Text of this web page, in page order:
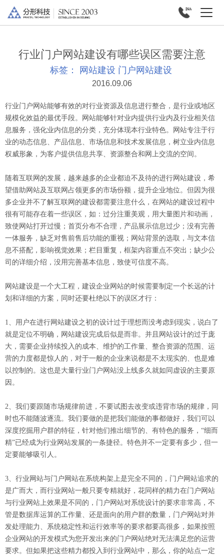
行业门户网站建设有哪些误区需要注意
标签： 网站建设 门户网站建设
2016.09.06
行业门户网站能够有效的对行业资源及信息进行整合，是行业或地区
规模化效益的最优手段。网站能够针对业内提供行业内及行业相关信
息服务，强化业内信息的分类，充分体现本行业特色。网站专注于行
业的动态信息、产品信息、市场信息和技术发展信息，树立业内信息
权威形象，为客户提供信息共享、资源整合和网上交流的空间。
随着互联网的发展，越来越多的企业都迫不及待的进行网站建设，希
望借助网站及互联网占领更多的市场份额，提升企业地位。但因为很
多企业并不了解互联网的建设都需要注意什么，在网站的建设过程中
很有可能存在着一些误区，如：过分注重美观，用大量图片和动画，
致使网站打开过慢；首页分布不合理，产品展示信息过少；没有完善
一体服务，缺乏对售前售后功能的重视；网站背景的选取，与文本信
息不搭配，影响视觉效果；栏目重复，框架内容重点不突出；缺少公
司的详细介绍，没用完善基本信息，致使可信度不高。
网站建设是一个大工程，建设企业网站的时候需要制定一个长远的计
划和详细的方案，同时还要杜绝以下的误区才行：
1、用户在进行网站建设之初的设计过于理想而没考虑到现实，说白了
就是定位不明确，网站建设完成后似是而非。并且网站设计的过于庞
大，需要企业持续投入的成本、维护的工作量、整合资源的范围、运
营的力度都是惊人的，对于一般的企业来说都是不太现实的、也是难
以控制的。这也是大量行业门户网站没上线多久就如同虚设的主要原
因。
2、我们要跟随市场规律前进，不要试图去改变或违背市场的规律，同
时也不能随波逐流。我们要做的是把我们能做的事都做好，我们可以
深度挖掘用户群的特征，针对他们推出细节的、有特色的服务，“细而
精”已经成为行业网站发展的一条捷径。特色并不一定要有多少，但一
定要能够吸引人。
3、行业网站与门户网站在系统构架上是完全不同的，门户网站追求的
是广而大，而行业网站一般只要专精就好，花同样的精力在门户网站
与行业网站上效果是不同的，门户网站对系统设计的要求非常高，不
管是数据库运算的工作量、还是面向的用户群的数量，门户网站对并
发处理能力、系统稳定性和运行效率等的要求都要高很多，如果按照
企业网站的开发模式为您开发出来的门户网站绝对无法满足您的运营
要求。但如果把这些精力都投入到行业网站中，那么，你的站点一定